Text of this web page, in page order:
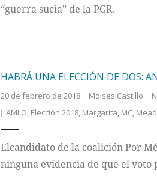
“guerra sucia” de la PGR.
HABRÁ UNA ELECCIÓN DE DOS:
20 de febrero de 2018 Moises Castillo
AMLO, Elección 2018, Margarita, MC,
Elcandidato de la coalición Por
ninguna evidencia de que el voto